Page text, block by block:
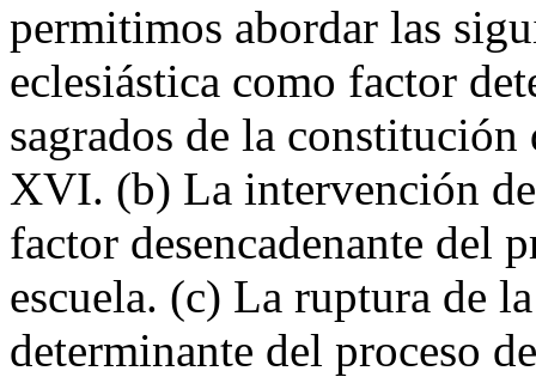
permitimos abordar las
eclesiástica como factor
sagrados de la
XVI. (b) La intervención
factor desencadenante del
escuela. (c) La ruptura de
determinante del proceso